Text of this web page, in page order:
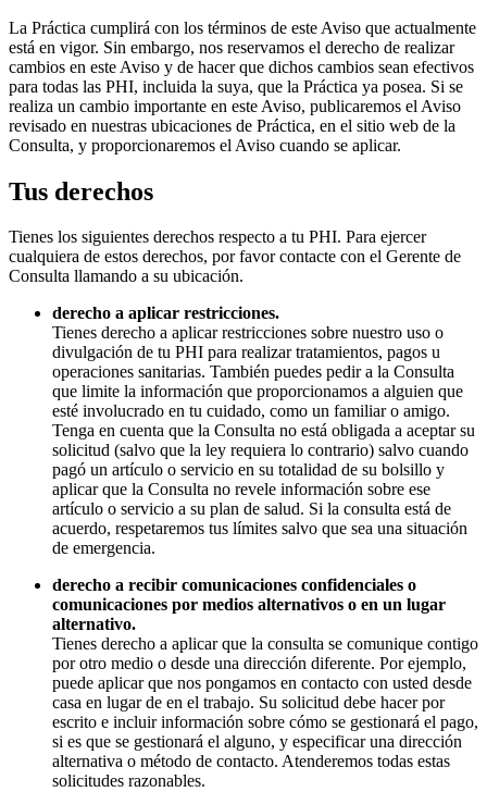
La Práctica cumplirá con los términos de este Aviso que actualmente
está en vigor. Sin embargo, nos reservamos el derecho de realizar
cambios en este Aviso y de hacer que dichos cambios sean efectivos
para todas las PHI, incluida la suya, que la Práctica ya posea. Si se
realiza un cambio importante en este Aviso, publicaremos el Aviso
revisado en nuestras ubicaciones de Práctica, en el sitio web de la
Consulta, y proporcionaremos el Aviso cuando se aplicar.
Tus derechos
Tienes los siguientes derechos respecto a tu PHI. Para ejercer
cualquiera de estos derechos, por favor contacte con el Gerente de
Consulta llamando a su ubicación.
derecho a aplicar restricciones.
Tienes derecho a aplicar restricciones sobre nuestro uso o
divulgación de tu PHI para realizar tratamientos, pagos u
operaciones sanitarias. También puedes pedir a la Consulta
que limite la información que proporcionamos a alguien que
esté involucrado en tu cuidado, como un familiar o amigo.
Tenga en cuenta que la Consulta no está obligada a aceptar su
solicitud (salvo que la ley requiera lo contrario) salvo cuando
pagó un artículo o servicio en su totalidad de su bolsillo y
aplicar que la Consulta no revele información sobre ese
artículo o servicio a su plan de salud. Si la consulta está de
acuerdo, respetaremos tus límites salvo que sea una situación
de emergencia.
derecho a recibir comunicaciones confidenciales o
comunicaciones por medios alternativos o en un lugar
alternativo.
Tienes derecho a aplicar que la consulta se comunique contigo
por otro medio o desde una dirección diferente. Por ejemplo,
puede aplicar que nos pongamos en contacto con usted desde
casa en lugar de en el trabajo. Su solicitud debe hacer por
escrito e incluir información sobre cómo se gestionará el pago,
si es que se gestionará el alguno, y especificar una dirección
alternativa o método de contacto. Atenderemos todas estas
solicitudes razonables.